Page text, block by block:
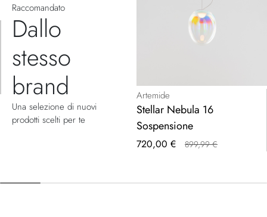
Raccomandato
Dallo
stesso
brand
Una selezione di nuovi
prodotti scelti per te
Artemide
Stellar Nebula 16
Sospensione
Prezzo
720,00 € 899,99 €